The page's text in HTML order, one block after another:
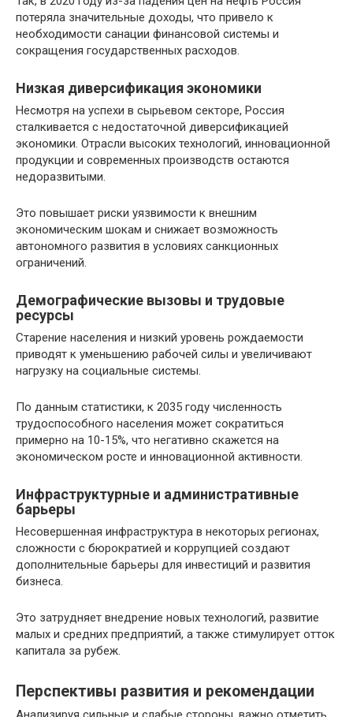
потеряла значительные доходы, что привело к
необходимости санации финансовой системы и
сокращения государственных расходов.
Низкая диверсификация экономики
Несмотря на успехи в сырьевом секторе, Россия
сталкивается с недостаточной диверсификацией
экономики. Отрасли высоких технологий, инновационной
продукции и современных производств остаются
недоразвитыми.
Это повышает риски уязвимости к внешним
экономическим шокам и снижает возможность
автономного развития в условиях санкционных
ограничений.
Демографические вызовы и трудовые
ресурсы
Старение населения и низкий уровень рождаемости
приводят к уменьшению рабочей силы и увеличивают
нагрузку на социальные системы.
По данным статистики, к 2035 году численность
трудоспособного населения может сократиться
примерно на 10-15%, что негативно скажется на
экономическом росте и инновационной активности.
Инфраструктурные и административные
барьеры
Несовершенная инфраструктура в некоторых регионах,
сложности с бюрократией и коррупцией создают
дополнительные барьеры для инвестиций и развития
бизнеса.
Это затрудняет внедрение новых технологий, развитие
малых и средних предприятий, а также стимулирует отток
капитала за рубеж.
Перспективы развития и рекомендации